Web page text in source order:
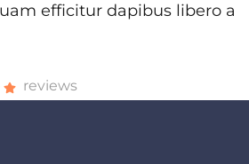
efficitur dapibus libero a
reviews